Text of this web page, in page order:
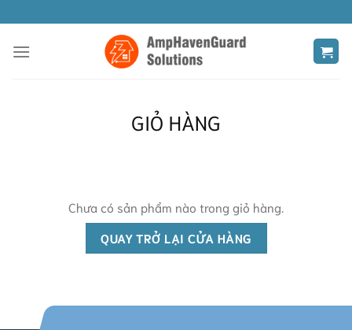
qua
nội
GIỎ HÀNG
Chưa có sản phẩm nào trong giỏ hàng.
QUAY TRỞ LẠI CỬA HÀNG